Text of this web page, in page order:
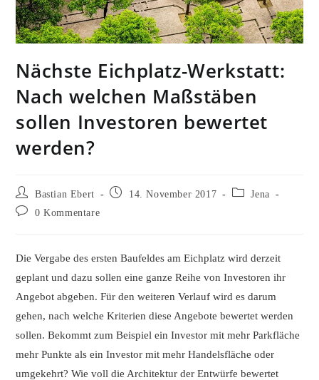
Nächste Eichplatz-Werkstatt:
Nach welchen Maßstäben
sollen Investoren bewertet
werden?
Beitrags-
Autor:
Bastian Ebert
Beitrag14. November 2017
Beitrags-
Jena
Beitrags-0 Kommentare
Die Vergabe des ersten Baufeldes am Eichplatz wird derzeit
geplant und dazu sollen eine ganze Reihe von Investoren ihr
Angebot abgeben. Für den weiteren Verlauf wird es darum
gehen, nach welche Kriterien diese Angebote bewertet werden
sollen. Bekommt zum Beispiel ein Investor mit mehr Parkfläche
mehr Punkte als ein Investor mit mehr Handelsfläche oder
umgekehrt? Wie voll die Architektur der Entwürfe bewertet